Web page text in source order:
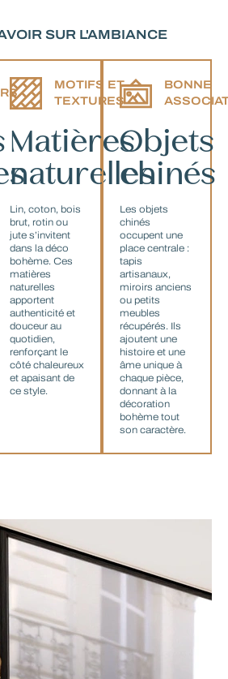
SUR L'AMBIANCE
MOTIFS ET
TEXTURES
Matières
naturelles
Lin, coton, bois
brut, rotin ou
jute s’invitent
dans la déco
bohème. Ces
matières
naturelles
apportent
authenticité et
douceur au
quotidien,
renforçant le
côté chaleureux
et apaisant de
ce style.
BONNE
Objets
chinés
Les objets
chinés
occupent une
place centrale :
tapis
artisanaux,
miroirs anciens
ou petits
meubles
récupérés. Ils
ajoutent une
histoire et une
âme unique à
chaque pièce,
donnant à la
décoration
bohème tout
son caractère.